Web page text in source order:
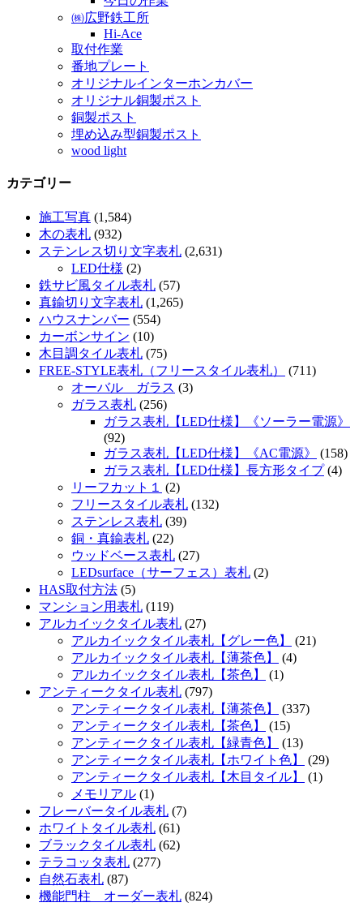
㈱広野鉄工所
Hi-Ace
取付作業
番地プレート
オリジナルインターホンカバー
オリジナル銅製ポスト
銅製ポスト
埋め込み型銅製ポスト
wood light
カテゴリー
施工写真 (1,584)
木の表札 (932)
ステンレス切り文字表札 (2,631)
LED仕様 (2)
鉄サビ風タイル表札 (57)
真鍮切り文字表札 (1,265)
ハウスナンバー (554)
カーボンサイン (10)
木目調タイル表札 (75)
FREE-STYLE表札（フリースタイル表札）
(711)
オーバル ガラス (3)
ガラス表札 (256)
ガラス表札【LED仕様】《ソーラー電源》
(92)
ガラス表札【LED仕様】《AC電源》
(158)
ガラス表札【LED仕様】長方形タイプ(4)
リーフカット１
(2)
フリースタイル表札 (132)
ステンレス表札 (39)
銅・真鍮表札 (22)
ウッドベース表札 (27)
LEDsurface（サーフェス）表札 (2)
HAS取付方法 (5)
マンション用表札 (119)
アルカイックタイル表札 (27)
アルカイックタイル表札【グレー色】
(21)
アルカイックタイル表札【薄茶色】
(4)
アルカイックタイル表札【茶色】
(1)
アンティークタイル表札 (797)
アンティークタイル表札【薄茶色】
(337)
アンティークタイル表札【茶色】
(15)
アンティークタイル表札【緑青色】
(13)
アンティークタイル表札【ホワイト色】
(29)
アンティークタイル表札【木目タイル】
(1)
メモリアル (1)
フレーバータイル表札 (7)
ホワイトタイル表札 (61)
ブラックタイル表札 (62)
テラコッタ表札 (277)
自然石表札 (87)
機能門柱 オーダー表札 (824)